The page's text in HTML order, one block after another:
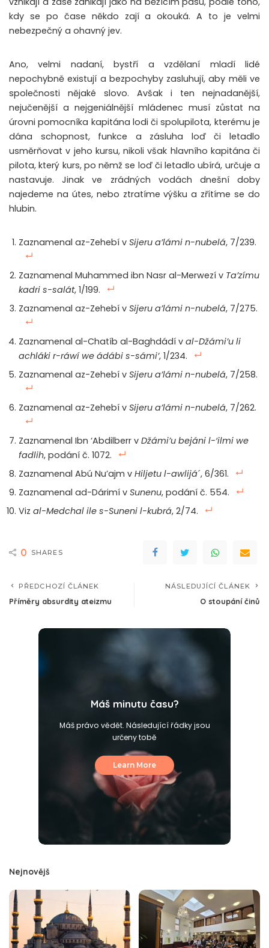
kdy se po čase někdo zají a okouká. A to je velmi
nebezpečný a ohavný jev.
Ano, velmi nadaní, bystří a vzdělaní mladí lidé
nepochybně existují a bezpochyby zasluhují, aby měli ve
společnosti nějaké slovo. Avšak i ten nejnadanější,
nejučenější a nejgeniálnější mládenec musí zůstat na
úrovni pomocníka kapitána lodi či spolupilota, kterému je
dána schopnost, funkce a zásluha loď či letadlo
usměrňovat v jeho kursu, nikoli však hlavního kapitána či
pilota, který kurs, po němž se loď či letadlo ubírá, určuje a
nastavuje. Jinak ve zrádných vodách dnešní doby
najedeme na útes, nebo ztratíme výšku a zřítíme se do
hlubin.
Zaznamenal az-Zehebí v Sijeru a’lámi n-nubelá, 7/239.
Zaznamenal Muhammed ibn Nasr al-Merwezí v Ta’zímu
kadri s-salát, 1/199.
Zaznamenal az-Zehebí v Sijeru a’lámi n-nubelá, 7/275.
Zaznamenal al-Chatíb al-Baghdádí v al-Džámi’u li
achláki r-ráwí we ádábi s-sámi’, 1/234.
Zaznamenal az-Zehebí v Sijeru a’lámi n-nubelá, 7/258.
Zaznamenal az-Zehebí v Sijeru a’lámi n-nubelá, 7/262.
Zaznamenal Ibn ‘Abdilberr v Džámi’u bejáni l-‘ilmi we
fadlih, podání č. 1072.
Zaznamenal Abú Nu’ajm v Hiljetu l-awlijá´, 6/361.
Zaznamenal ad-Dárimí v Sunenu, podání č. 554.
Viz al-Medchal ile s-Suneni l-kubrá, 2/74.
0 SHARES
PŘEDCHOZÍ ČLÁNEK
Příměry absurdity ateizmu
NÁSLEDUJÍCÍ ČLÁNEK
O stoupání činů
Máš minutu času?
Máš právo vědět. Následující řádky jsou
určeny tobě
Learn More
Nejnovějš